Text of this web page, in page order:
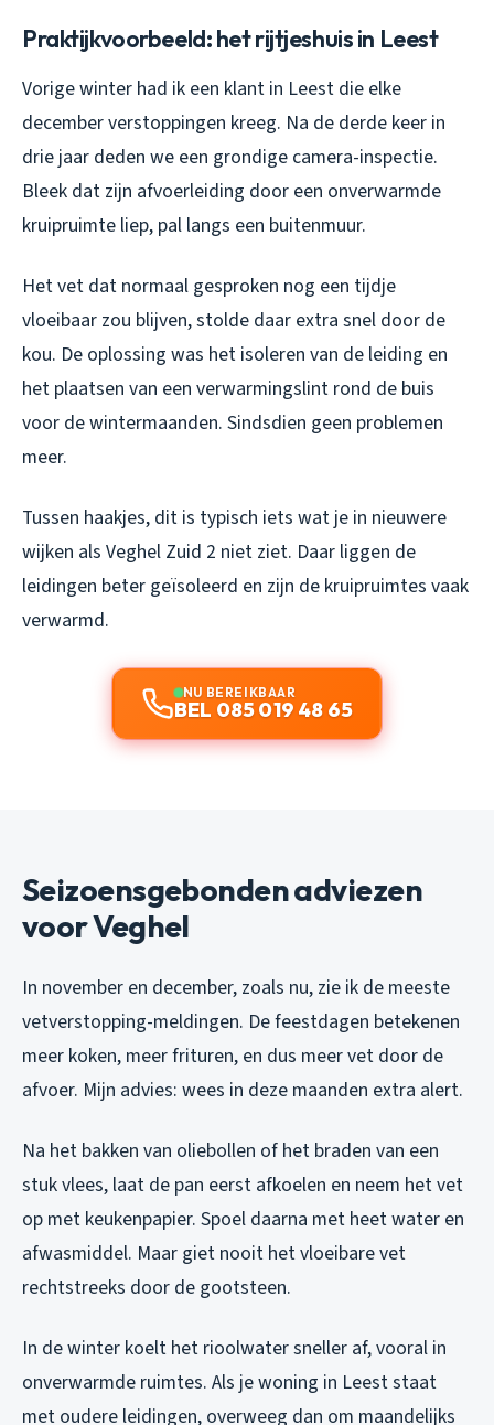
Praktijkvoorbeeld: het rijtjeshuis in Leest
Vorige winter had ik een klant in Leest die elke
december verstoppingen kreeg. Na de derde keer in
drie jaar deden we een grondige camera-inspectie.
Bleek dat zijn afvoerleiding door een onverwarmde
kruipruimte liep, pal langs een buitenmuur.
Het vet dat normaal gesproken nog een tijdje
vloeibaar zou blijven, stolde daar extra snel door de
kou. De oplossing was het isoleren van de leiding en
het plaatsen van een verwarmingslint rond de buis
voor de wintermaanden. Sindsdien geen problemen
meer.
Tussen haakjes, dit is typisch iets wat je in nieuwere
wijken als Veghel Zuid 2 niet ziet. Daar liggen de
leidingen beter geïsoleerd en zijn de kruipruimtes vaak
verwarmd.
NU BEREIKBAAR
BEL 085 019 48 65
Seizoensgebonden adviezen
voor Veghel
In november en december, zoals nu, zie ik de meeste
vetverstopping-meldingen. De feestdagen betekenen
meer koken, meer frituren, en dus meer vet door de
afvoer. Mijn advies: wees in deze maanden extra alert.
Na het bakken van oliebollen of het braden van een
stuk vlees, laat de pan eerst afkoelen en neem het vet
op met keukenpapier. Spoel daarna met heet water en
afwasmiddel. Maar giet nooit het vloeibare vet
rechtstreeks door de gootsteen.
In de winter koelt het rioolwater sneller af, vooral in
onverwarmde ruimtes. Als je woning in Leest staat
met oudere leidingen, overweeg dan om maandelijks